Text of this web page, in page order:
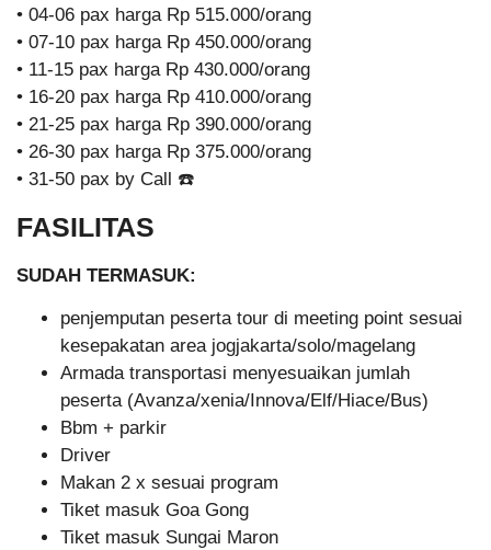
• 04-06 pax harga Rp 515.000/orang
• 07-10 pax harga Rp 450.000/orang
• 11-15 pax harga Rp 430.000/orang
• 16-20 pax harga Rp 410.000/orang
• 21-25 pax harga Rp 390.000/orang
• 26-30 pax harga Rp 375.000/orang
• 31-50 pax by Call ☎️
FASILITAS
SUDAH TERMASUK:
penjemputan peserta tour di meeting point sesuai
kesepakatan area jogjakarta/solo/magelang
Armada transportasi menyesuaikan jumlah
peserta (Avanza/xenia/Innova/Elf/Hiace/Bus)
Bbm + parkir
Driver
Makan 2 x sesuai program
Tiket masuk Goa Gong
Tiket masuk Sungai Maron